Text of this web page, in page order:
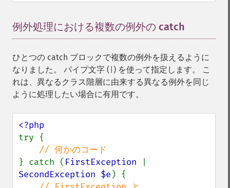
例外処理における複数の例外の catch
ひとつの catch ブロックで複数の例外を扱えるように
なりました。 パイプ文字 ( ) を使って指定します。 こ
れは、異なるクラス階層に由来する異なる例外を同じ
ように処理したい場合に有用です。
try {
} catch ( FirstException
SecondException $e ) {